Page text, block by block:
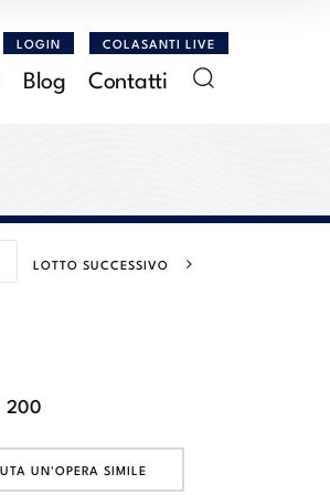
LOGIN COLASANTI LIVE
Blog Contatti
LOTTO SUCCESSIVO
200
UN'OPERA SIMILE